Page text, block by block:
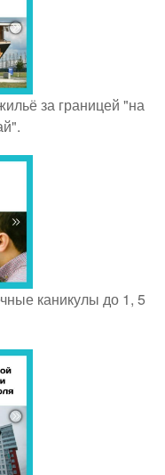
за границей "на
каникулы до 1, 5